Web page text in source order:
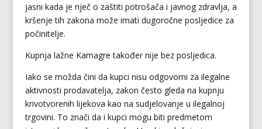
jasni kada je riječ o zaštiti potrošača i javnog zdravlja, a
kršenje tih zakona može imati dugoročne posljedice za
počinitelje.
Kupnja lažne Kamagre također nije bez posljedica.
Iako se možda čini da kupci nisu odgovorni za ilegalne
aktivnosti prodavatelja, zakon često gleda na kupnju
krivotvorenih lijekova kao na sudjelovanje u ilegalnoj
trgovini. To znači da i kupci mogu biti predmetom